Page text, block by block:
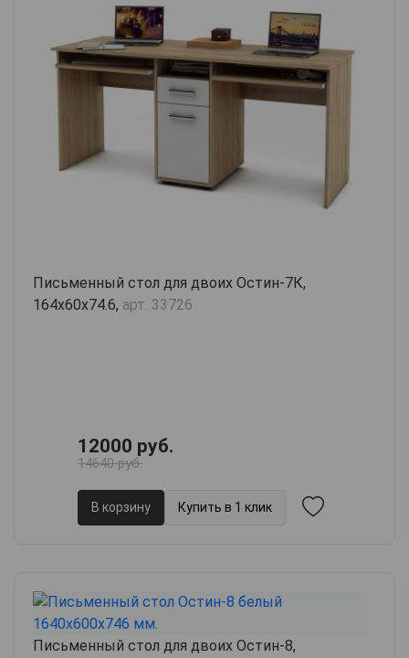
Письменный стол для двоих Остин-7К,
164х60х74.6, арт. 33726
12000 руб.
14640 руб.
В корзину Купить в 1 клик
Письменный стол для двоих Остин-8,